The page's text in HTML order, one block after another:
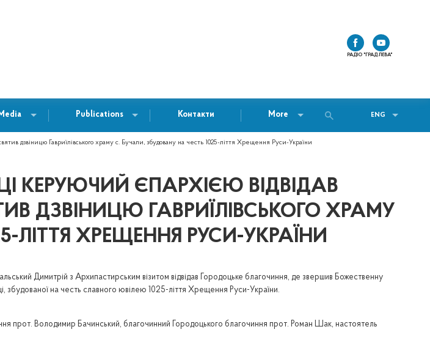
РАДІО "ГРАД ЛЕВА"
Publications Контакти More ENG
дзвіницю Гавриїлівського храму с. Бучали, збудовану на честь 1025-ліття Хрещення Руси-України
КЕРУЮЧИЙ ЄПАРХІЄЮ ВІДВІДАВ
ДЗВІНИЦЮ ГАВРИЇЛІВСЬКОГО ХРАМУ
ЛІТТЯ ХРЕЩЕННЯ РУСИ-УКРАЇНИ
Димитрій з Архипастирським візитом відвідав Городоцьке благочиння, де звершив Божественну
збудованої на честь славного ювілею 1025-ліття Хрещення Руси-України.
прот. Володимир Бачинський, благочинний Городоцького благочиння прот. Роман Шак, настоятель